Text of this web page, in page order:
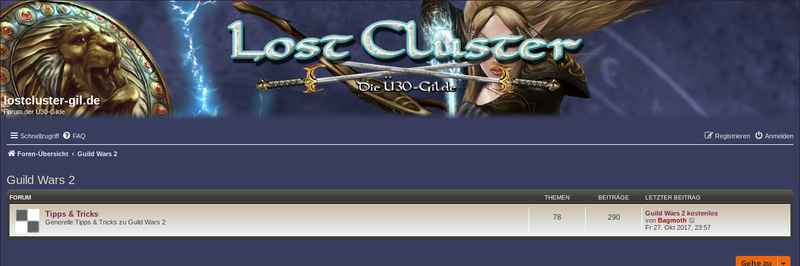
lostcluster-gil.de
Forum der Ü30-Gilde
Schnellzugriff FAQ Anmelden
Registrieren
Foren-Übersicht Guild Wars 2
Guild Wars 2
FORUM THEMEN BEITRÄGE LETZTER BEITRAG
Tipps & Tricks
Generelle Tipps & Tricks zu Guild Wars 2
78 290
Guild Wars 2 kostenlos
von Bagmoth
e
e
Fr 27. Okt 2017, 23:57
Gehe zu